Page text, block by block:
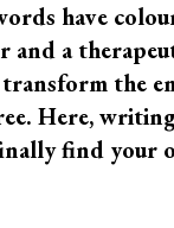
have
and a
the
Here,
find your